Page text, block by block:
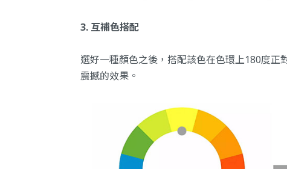
3. 互補色搭配
選好一種顏色之後，搭配該色在色環上180度
震撼的效果。